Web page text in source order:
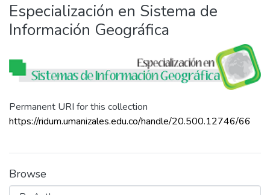
All of DSpace
Especialización en Sistema de
Información Geográfica
Permanent URI for this collection
https://ridum.umanizales.edu.co/handle/20.500.12746/66
Browse